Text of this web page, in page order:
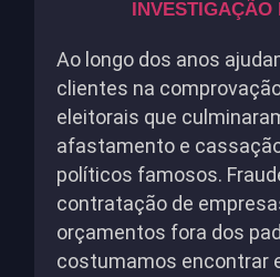
INVESTIGAÇÃO
Ao longo dos anos
clientes na
eleitorais que
afastamento e
políticos famosos.
contratação de
orçamentos fora dos
costumamos encontrar